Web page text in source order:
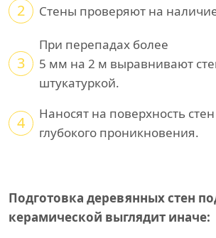
2 Стены проверяют на
3
При перепадах более
5 мм на 2 м выравнивают
штукатуркой.
4
Наносят на поверхность
глубокого проникновения.
Подготовка деревянных стен
керамической выглядит иначе: